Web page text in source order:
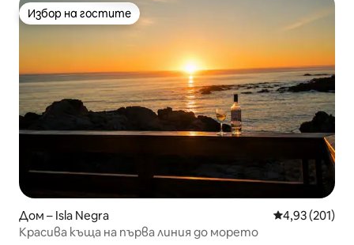
Избор на гостите
Избор на гостите
Дом – Isla Negra Средна
4,93 (201)
Красива къща на първа линия до морето